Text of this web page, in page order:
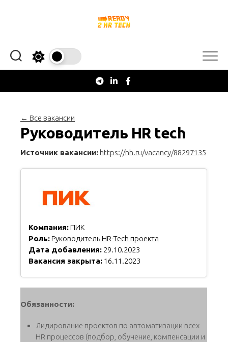
← Все вакансии
Руководитель HR tech
Источник вакансии: https://hh.ru/vacancy/88297135
Компания:ПИК
Роль:Руководитель HR-Tech проекта
Дата добавления: 29.10.2023
Вакансия закрыта: 16.11.2023
Обязанности:
Лидирование проектов по автоматизации всех
HR процессов (подбор, обучение, компенсации и